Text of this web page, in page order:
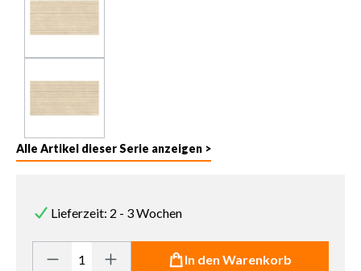
Alle Artikel dieser Serie anzeigen >
Lieferzeit: 2 - 3 Wochen
Produkt Anzahl: Gib den gewünschten Wert ein oder benutze
In den Warenkorb